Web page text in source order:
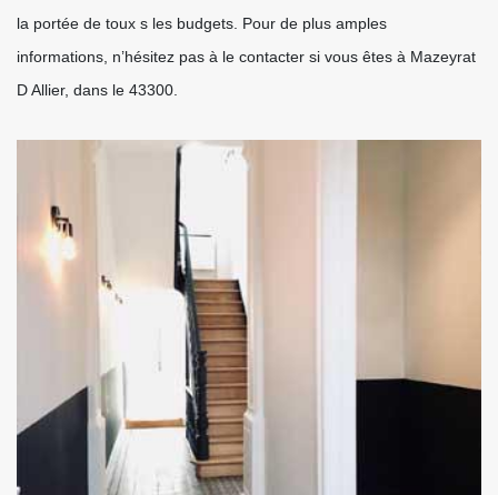
la portée de toux s les budgets. Pour de plus amples
informations, n’hésitez pas à le contacter si vous êtes à Mazeyrat
D Allier, dans le 43300.